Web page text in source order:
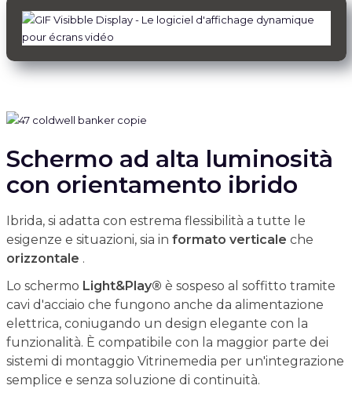
Schermo ad alta luminosità
con orientamento ibrido
Ibrida, si adatta con estrema flessibilità a tutte le
esigenze e situazioni, sia in formato verticale che
orizzontale .
Lo schermo Light&Play® è sospeso al soffitto tramite
cavi d'acciaio che fungono anche da alimentazione
elettrica, coniugando un design elegante con la
funzionalità. È compatibile con la maggior parte dei
sistemi di montaggio Vitrinemedia per un'integrazione
semplice e senza soluzione di continuità.